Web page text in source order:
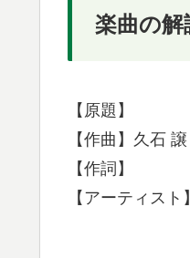
楽曲の解
【原題】
【作曲】久石 譲
【作詞】
【アーティスト